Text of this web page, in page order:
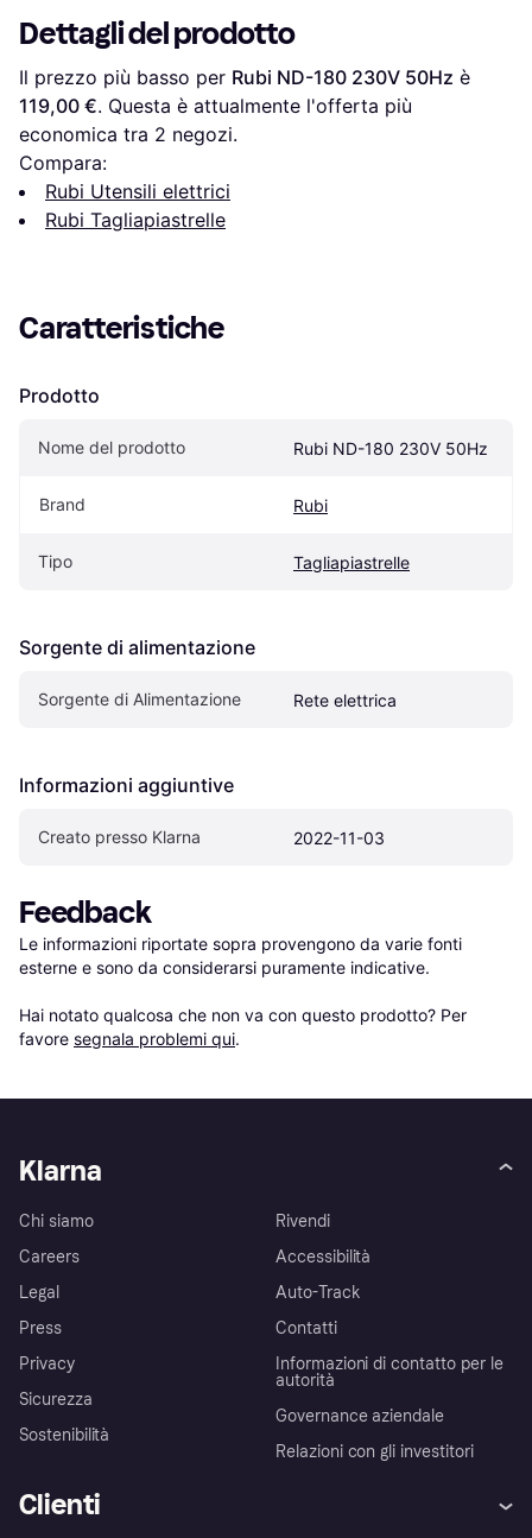
Dettagli del prodotto
Il prezzo più basso per Rubi ND-180 230V 50Hz
119,00 €. Questa è attualmente l'offerta più
economica tra 2 negozi.
Compara:
Rubi Utensili elettrici
Rubi Tagliapiastrelle
Caratteristiche
Prodotto
Nome del prodotto Rubi ND-180 230V 50Hz
Brand Rubi
Tipo Tagliapiastrelle
Sorgente di alimentazione
Sorgente di Alimentazione Rete elettrica
Informazioni aggiuntive
Creato presso Klarna 2022-11-03
Feedback
Le informazioni riportate sopra provengono da varie fonti
esterne e sono da considerarsi puramente indicative.
Hai notato qualcosa che non va con questo prodotto? Per
favore segnala problemi qui.
Klarna
Chi siamo
Careers
Legal
Press
Privacy
Sicurezza
Sostenibilità
Rivendi
Accessibilità
Auto-Track
Contatti
Informazioni di contatto per le
autorità
Governance aziendale
Relazioni con gli investitori
Clienti